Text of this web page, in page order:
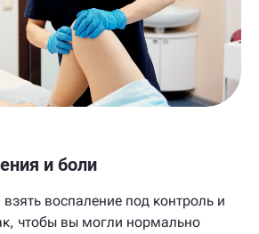
и боли
воспаление под контроль и
чтобы вы могли нормально